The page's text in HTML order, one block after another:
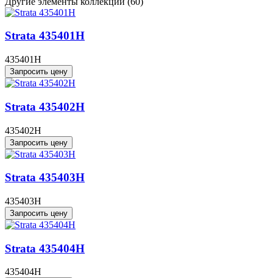
Strata 435401H
435401H
Запросить цену
Strata 435402H
435402H
Запросить цену
Strata 435403H
435403H
Запросить цену
Strata 435404H
435404H